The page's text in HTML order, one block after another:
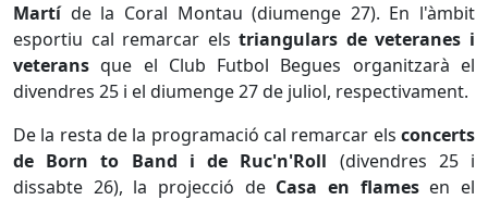
Martí de la Coral Montau (diumenge 27). En l'àmbit
esportiu cal remarcar elstriangulars de veteranes i
veterans que el Club Futbol Begues organitzarà el
divendres 25 i el diumenge 27 de juliol, respectivament.
De la resta de la programació cal remarcar els concerts
de Born to Band i de Ruc'n'Roll (divendres 25 i
dissabte 26), la projecció de Casa en flamesen el